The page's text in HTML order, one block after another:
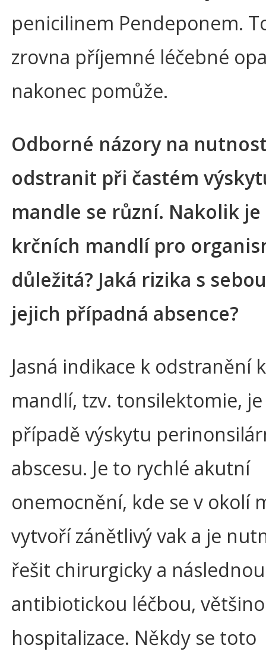
penicilinem Pendeponem.
zrovna příjemné léčebné
nakonec pomůže.
Odborné názory na
odstranit při častém
mandle se různí. Nakolik
krčních mandlí pro
důležitá? Jaká rizika s
jejich případná absence?
Jasná indikace k odstranění
mandlí, tzv. tonsilektomie,
případě výskytu
abscesu. Je to rychlé akutní
onemocnění, kde se v okolí
vytvoří zánětlivý vak a je
řešit chirurgicky a následnou
antibiotickou léčbou,
hospitalizace. Někdy se toto